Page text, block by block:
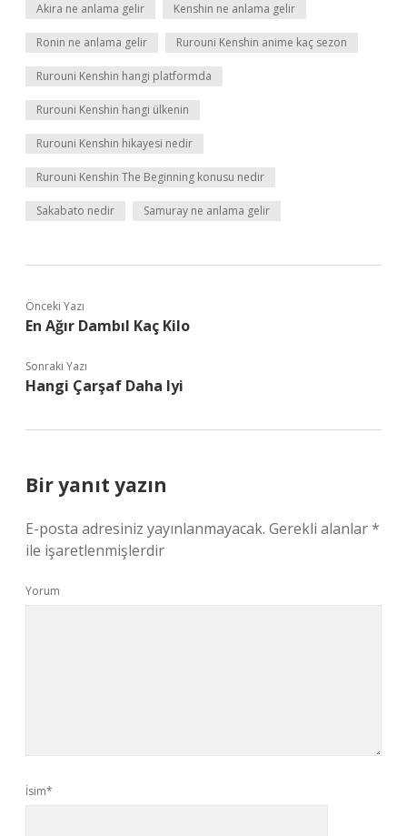
Akira ne anlama gelir Kenshin ne anlama gelir
Ronin ne anlama gelir Rurouni Kenshin anime kaç sezon
Rurouni Kenshin hangi platformda
Rurouni Kenshin hangi ülkenin
Rurouni Kenshin hikayesi nedir
Rurouni Kenshin The Beginning konusu nedir
Sakabato nedir Samuray ne anlama gelir
Önceki Yazı
En Ağır Dambıl Kaç Kilo
Sonraki Yazı
Hangi Çarşaf Daha Iyi
Bir yanıt yazın
E-posta adresiniz yayınlanmayacak. Gerekli alanlar*
ile işaretlenmişlerdir
Yorum
İsim*